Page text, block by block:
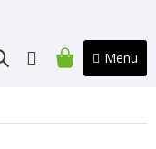
NÁKUPNÍ